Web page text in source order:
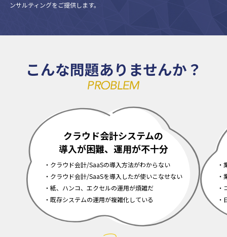
ンサルティングをご提供します。
こんな問題ありませんか？
クラウド会計システムの
導入が困難、運用が不十分
クラウド会計/SaaSの導入方法がわからない
クラウド会計/SaaSを導入したが使いこなせない
紙、ハンコ、エクセルの運用が煩雑だ
既存システムの運用が複雑化している